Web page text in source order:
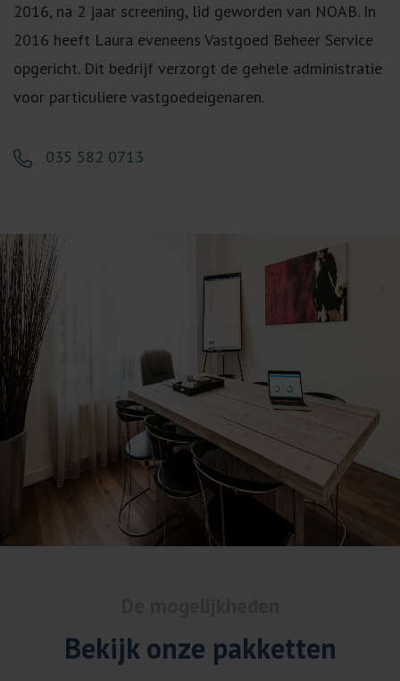
2016, na 2 jaar screening, lid geworden van NOAB. In
2016 heeft Laura eveneens Vastgoed Beheer Service
opgericht. Dit bedrijf verzorgt de gehele administratie
voor particuliere vastgoedeigenaren.
035 582 0713
Bekijk onze pakketten